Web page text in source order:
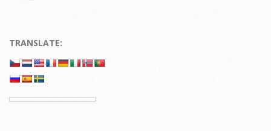
TRANSLATE: